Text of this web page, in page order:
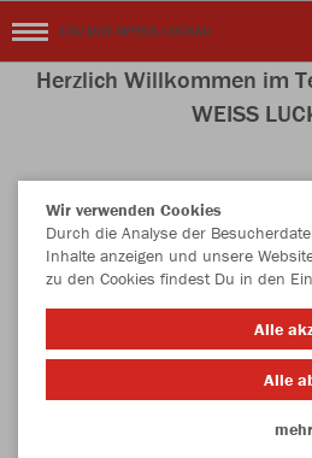
FSV ROT-WEISS LUCKAU
Herzlich Willkommen im
WEISS
Nachhaltig
Wir verwenden Cookies
Durch die Analyse der
Inhalte anzeigen und unsere
zu den Cookies findest Du in den
Alle
Alle